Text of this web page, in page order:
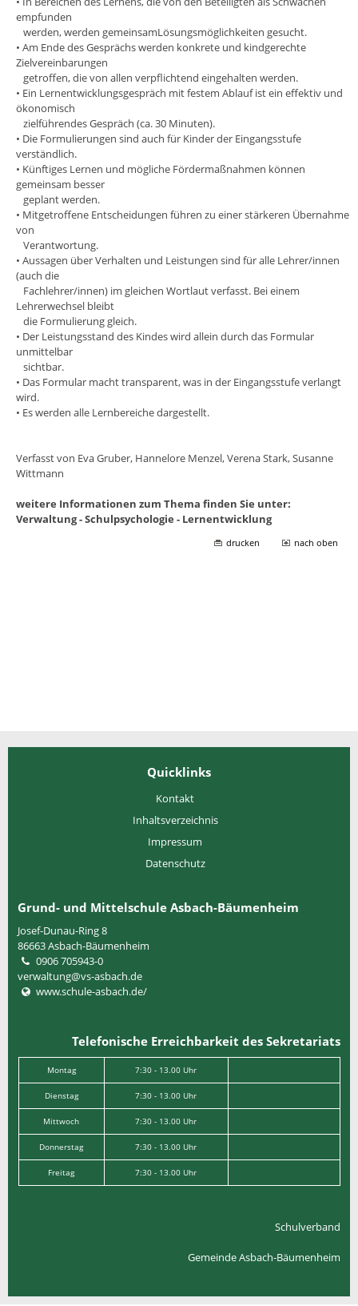
empfunden
werden, werden gemeinsamLösungsmöglichkeiten gesucht.
• Am Ende des Gesprächs werden konkrete und kindgerechte
Zielvereinbarungen
getroffen, die von allen verpflichtend eingehalten werden.
• Ein Lernentwicklungsgespräch mit festem Ablauf ist ein effektiv und
ökonomisch
zielführendes Gespräch (ca. 30 Minuten).
• Die Formulierungen sind auch für Kinder der Eingangsstufe
verständlich.
• Künftiges Lernen und mögliche Fördermaßnahmen können
gemeinsam besser
geplant werden.
• Mitgetroffene Entscheidungen führen zu einer stärkeren Übernahme
von
Verantwortung.
• Aussagen über Verhalten und Leistungen sind für alle Lehrer/innen
(auch die
Fachlehrer/innen) im gleichen Wortlaut verfasst. Bei einem
Lehrerwechsel bleibt
die Formulierung gleich.
• Der Leistungsstand des Kindes wird allein durch das Formular
unmittelbar
sichtbar.
• Das Formular macht transparent, was in der Eingangsstufe verlangt
wird.
• Es werden alle Lernbereiche dargestellt.
Verfasst von Eva Gruber, Hannelore Menzel, Verena Stark, Susanne
Wittmann
weitere Informationen zum Thema finden Sie unter:
Verwaltung - Schulpsychologie - Lernentwicklung
drucken nach oben
Quicklinks
Kontakt
Inhaltsverzeichnis
Impressum
Datenschutz
Grund- und Mittelschule Asbach-Bäumenheim
Josef-Dunau-Ring 8
86663Asbach-Bäumenheim
0906 705943-0
verwaltung@vs-asbach.de
www.schule-asbach.de/
Telefonische Erreichbarkeit des Sekretariats
Montag 7:30 - 13.00 Uhr
Dienstag 7:30 - 13.00 Uhr
Mittwoch 7:30 - 13.00 Uhr
Donnerstag 7:30 - 13.00 Uhr
Freitag 7:30 - 13.00 Uhr
Schulverband
Gemeinde Asbach-Bäumenheim